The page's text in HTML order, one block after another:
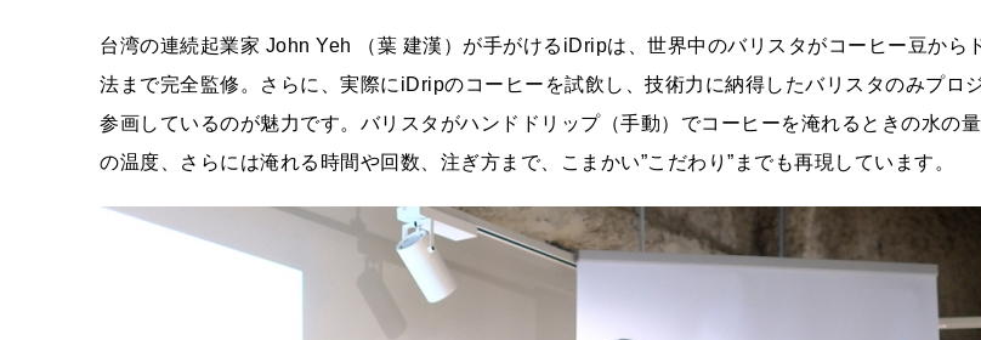
台湾の連続起業家 John Yeh （葉 建漢）が手がけるiDripは、世界中のバリスタがコーヒー豆から
法まで完全監修。さらに、実際にiDripのコーヒーを試飲し、技術力に納得したバリスタのみプロ
参画しているのが魅力です。バリスタがハンドドリップ（手動）でコーヒーを淹れるときの水の
の温度、さらには淹れる時間や回数、注ぎ方まで、こまかい”こだわり”までも再現しています。